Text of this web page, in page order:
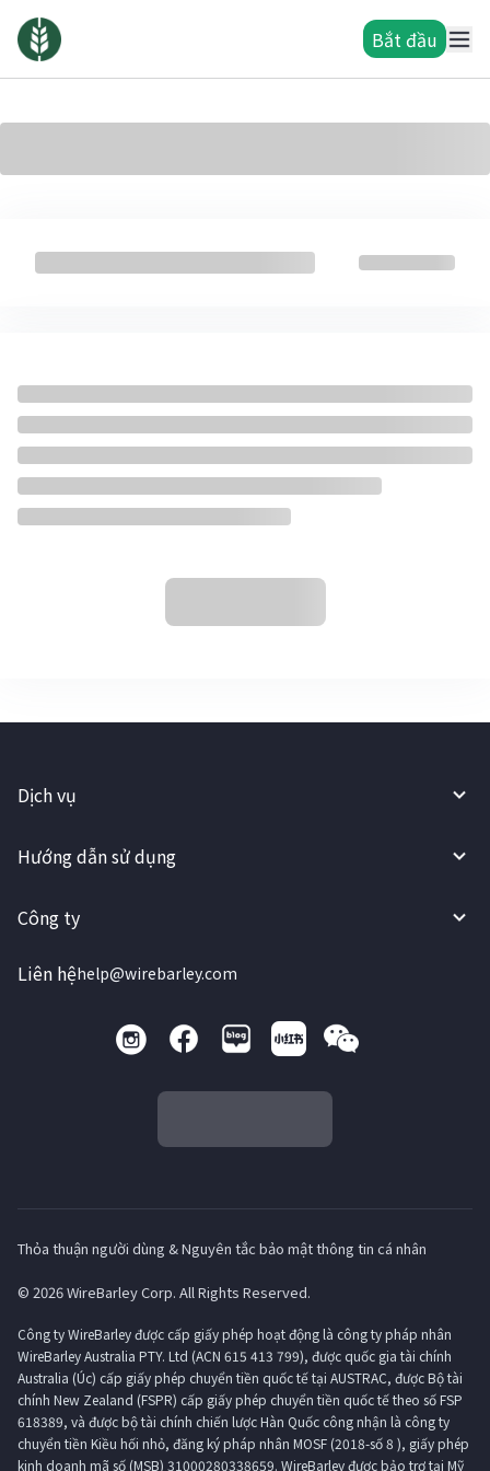
Bắt đầu
Dịch vụ
Hướng dẫn sử dụng
Công ty
Liên hệhelp@wirebarley.com
Thỏa thuận người dùng & Nguyên tắc bảo mật thông tin cá nhân
© 2026 WireBarley Corp. All Rights Reserved.
Công ty WireBarley được cấp giấy phép hoạt động là công ty pháp nhân
WireBarley Australia PTY. Ltd (ACN 615 413 799), được quốc gia tài chính
Australia (Úc) cấp giấy phép chuyển tiền quốc tế tại AUSTRAC, được Bộ tài
chính New Zealand (FSPR) cấp giấy phép chuyển tiền quốc tế theo số FSP
618389, và được bộ tài chính chiến lược Hàn Quốc công nhận là công ty
chuyển tiền Kiều hối nhỏ, đăng ký pháp nhân MOSF (2018-số 8 ), giấy phép
kinh doanh mã số (MSB) 31000280338659. WireBarley được bảo trợ tại Mỹ